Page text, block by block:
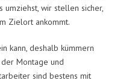
umziehst, wir stellen sicher,
Zielort ankommt.
kann, deshalb kümmern
Montage und
sind bestens mit